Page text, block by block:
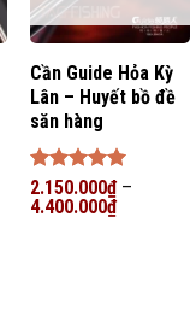
Cần Guide Hỏa Kỳ
Lân – Huyết bồ đề
săn hàng
Được xếp
hạng55
2.150.000₫–
4.400.000₫